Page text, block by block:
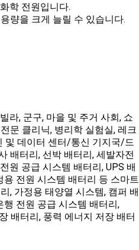
학 전원입니다.
량을 크게 늘릴 수 있습니다.
라, 군구, 마을 및 주거 사회, 쇼
문 클리닉, 병리학 실험실, 레크
데이터 센터/통신 기지국/드
배터리, 선박 배터리, 세발자전
원 공급 시스템 배터리, UPS 배
전원 시스템 배터리 등 스마트
, 가정용 태양열 시스템, 캠퍼 배
전원 공급 시스템 배터리,
배터리, 풍력 에너지 저장 배터